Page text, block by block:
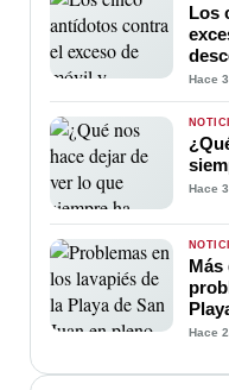
Los
Hace
Hace
Más
para
Hace